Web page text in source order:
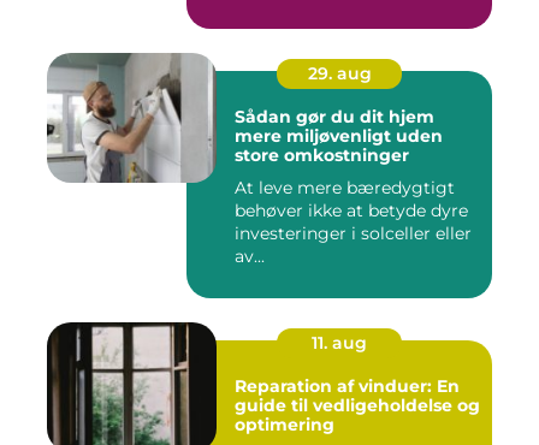
29. aug
Sådan gør du dit hjem
mere miljøvenligt uden
store omkostninger
At leve mere bæredygtigt
behøver ikke at betyde dyre
investeringer i solceller eller
av...
11. aug
Reparation af vinduer: En
guide til vedligeholdelse og
optimering